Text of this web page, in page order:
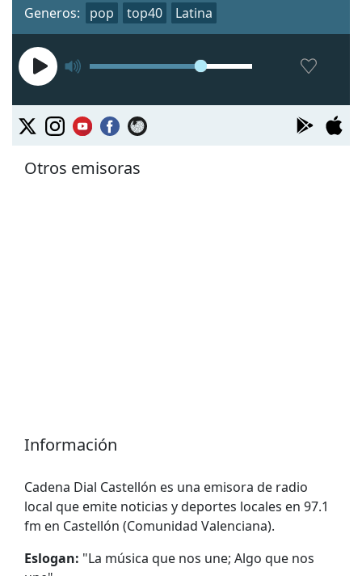
Generos: pop top40 Latina
Otros emisoras
Información
Cadena Dial Castellón es una emisora ​​de radio
local que emite noticias y deportes locales en 97.1
fm en Castellón (Comunidad Valenciana).
Eslogan: "La música que nos une; Algo que nos